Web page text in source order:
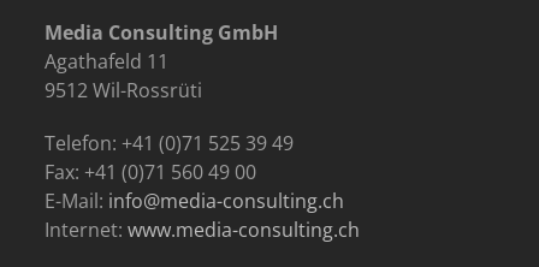
Media Consulting GmbH
Agathafeld 11
9512 Wil-Rossrüti
Telefon: +41 (0)71 525 39 49
Fax: +41 (0)71 560 49 00
E-Mail: info@media-consulting.ch
Internet:www.media-consulting.ch